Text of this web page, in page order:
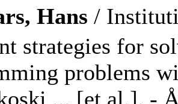
Hans /
strategies for
problems
... [et al.]. -